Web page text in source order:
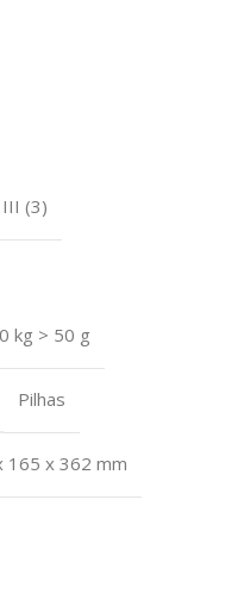
III (3)
kg > 50 g
Pilhas
165 x 362 mm